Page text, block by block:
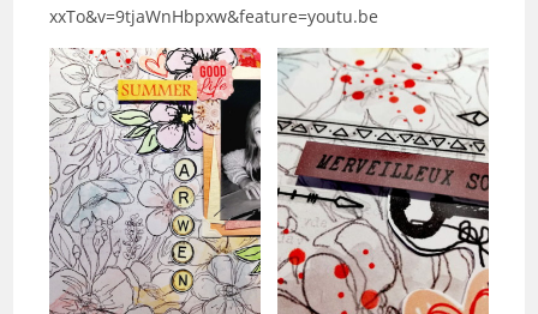
xxTo&v=9tjaWnHbpxw&feature=youtu.be